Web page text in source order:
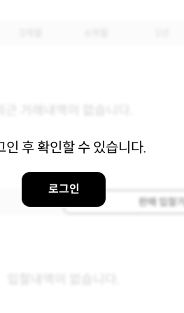
인 후 확인할 수 있습니다.
로그인
판매 입찰가